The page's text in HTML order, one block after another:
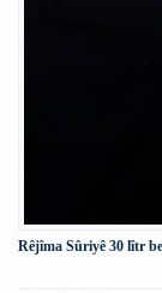
Rêjîma Sûriyê 30 lîtr